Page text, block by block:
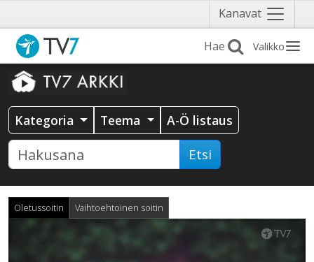
Kanavat Näytä
valikko
Valikko
Kategoria Teema A-Ö listaus
Etsi
Oletussoitin Vaihtoehtoinen soitin